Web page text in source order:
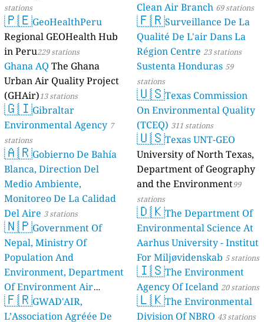
stations
🇵🇪GeoHealthPeru
Regional GEOHealth Hub
in Peru229 stations
Ghana AQ The Ghana
Urban Air Quality Project
(GHAir)13 stations
🇬🇮Gibraltar
Environmental Agency 7
stations
🇦🇷Gobierno De Bahía
Blanca, Direction Del
Medio Ambiente,
Monitoreo De La Calidad
Del Aire 3 stations
🇳🇵Government Of
Nepal, Ministry Of
Population And
Environment, Department
Of Environment Air
Quality Monitoring
stations
🇫🇷GWAD'AIR,
L’Association Agréée De
Clean Air Branch 69 stations
🇫🇷Surveillance De La
Qualité De L'air Dans La
Région Centre 23 stations
Sustenta Honduras 59
stations
🇺🇸Texas Commission
On Environmental Quality
(TCEQ) 311 stations
🇺🇸Texas UNT-GEO
University of North Texas,
Department of Geography
and the Environment99
stations
🇩🇰The Department Of
Environmental Science At
Aarhus University - Institut
For Miljøvidenskab 5 stations
🇮🇸The Environment
Agency Of Iceland 20 stations
🇱🇰The Environmental
Division Of NBRO 43 stations